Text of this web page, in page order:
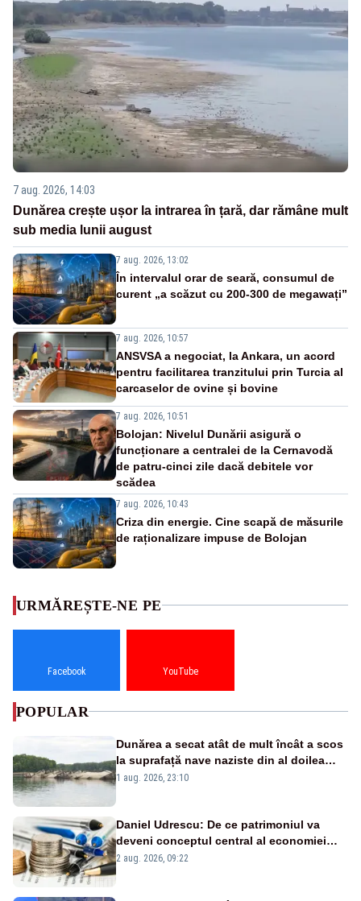
7 aug. 2026, 14:03
Dunărea crește ușor la intrarea în țară, dar rămâne mult
sub media lunii august
7 aug. 2026, 13:02
În intervalul orar de seară, consumul de
curent „a scăzut cu 200-300 de megawați”
7 aug. 2026, 10:57
ANSVSA a negociat, la Ankara, un acord
pentru facilitarea tranzitului prin Turcia al
carcaselor de ovine și bovine
7 aug. 2026, 10:51
Bolojan: Nivelul Dunării asigură o
funcționare a centralei de la Cernavodă
de patru-cinci zile dacă debitele vor
scădea
7 aug. 2026, 10:43
Criza din energie. Cine scapă de măsurile
de raționalizare impuse de Bolojan
URMĂREȘTE-NE PE
Facebook YouTube
POPULAR
Dunărea a secat atât de mult încât a scos
la suprafață nave naziste din al doilea
război mondial
1 aug. 2026, 23:10
Daniel Udrescu: De ce patrimoniul va
deveni conceptul central al economiei
viitoare?
2 aug. 2026, 09:22